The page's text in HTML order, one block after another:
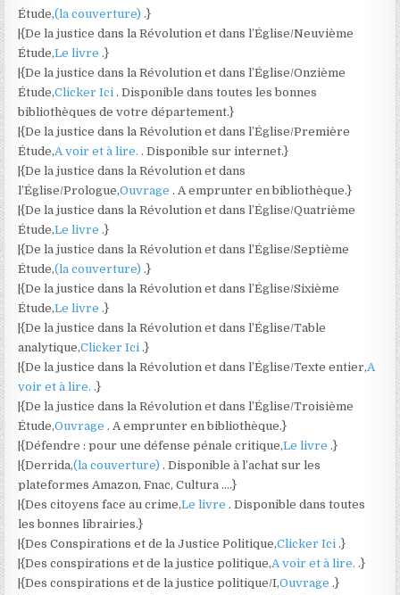
Étude,(la couverture).}
|{De la justice dans la Révolution et dans l’Église/Neuvième
Étude,Le livre.}
|{De la justice dans la Révolution et dans l’Église/Onzième
Étude,Clicker Ici. Disponible dans toutes les bonnes
bibliothèques de votre département.}
|{De la justice dans la Révolution et dans l’Église/Première
Étude,A voir et à lire.. Disponible sur internet.}
|{De la justice dans la Révolution et dans
l’Église/Prologue,Ouvrage. A emprunter en bibliothèque.}
|{De la justice dans la Révolution et dans l’Église/Quatrième
Étude,Le livre.}
|{De la justice dans la Révolution et dans l’Église/Septième
Étude,(la couverture).}
|{De la justice dans la Révolution et dans l’Église/Sixième
Étude,Le livre.}
|{De la justice dans la Révolution et dans l’Église/Table
analytique,Clicker Ici.}
|{De la justice dans la Révolution et dans l’Église/Texte entier,A
voir et à lire..}
|{De la justice dans la Révolution et dans l’Église/Troisième
Étude,Ouvrage. A emprunter en bibliothèque.}
|{Défendre : pour une défense pénale critique,Le livre.}
|{Derrida,(la couverture). Disponible à l’achat sur les
plateformes Amazon, Fnac, Cultura ….}
|{Des citoyens face au crime,Le livre. Disponible dans toutes
les bonnes librairies.}
|{Des Conspirations et de la Justice Politique,Clicker Ici.}
|{Des conspirations et de la justice politique,A voir et à lire..}
|{Des conspirations et de la justice politique/I,Ouvrage.}